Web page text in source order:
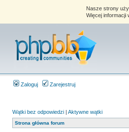
Nasze strony
Więcej informacji
Zaloguj Zarejestruj
Wątki bez odpowiedzi | Aktywne wątki
Strona główna forum